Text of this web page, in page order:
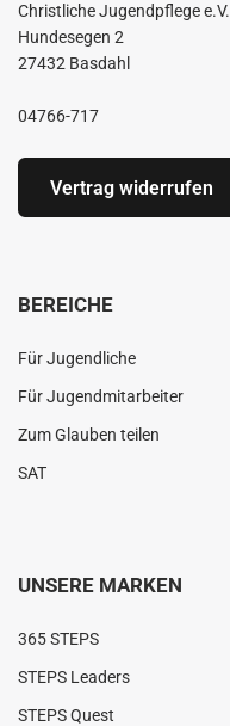
Christliche Jugendpflege e.V.
Hundesegen 2
27432 Basdahl
04766-717
Vertrag widerrufen
BEREICHE
Für Jugendliche
Für Jugendmitarbeiter
Zum Glauben teilen
SAT
UNSERE MARKEN
365 STEPS
STEPS Leaders
STEPS Quest